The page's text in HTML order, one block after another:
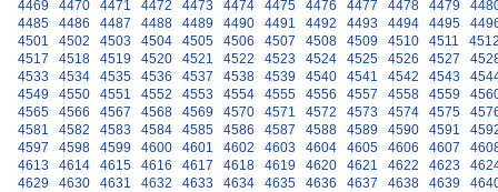
4469 4470 4471 4472 4473 4474 4475 4476 4477 4478 4479
4485
4486 4487 4488 4489 4490 4491 4492 4493 4494 4495
4501
4502 4503 4504 4505 4506 4507 4508 4509 4510 4511
4517
4518 4519 4520 4521 4522 4523 4524 4525 4526 4527
4533
4534 4535 4536 4537 4538 4539 4540 4541 4542 4543
4549
4550 4551 4552 4553 4554 4555 4556 4557 4558 4559
4565
4566 4567 4568 4569 4570 4571 4572 4573 4574 4575
4581
4582 4583 4584 4585 4586 4587 4588 4589 4590 4591
4597
4598 4599 4600 4601 4602 4603 4604 4605 4606 4607
4613
4614 4615 4616 4617 4618 4619 4620 4621 4622 4623
4629
4630 4631 4632 4633 4634 4635 4636 4637 4638 4639